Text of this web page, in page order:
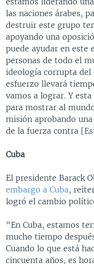
las naciones árabes,
destruir este grupo
apoyando una
puede ayudar en este
personas de todo el
ideología corrupta
esfuerzo llevará
vamos a lograr. Y
para mostrar al
misión aprobando
de la fuerza contra
Cuba
El presidente Barack
embargo a Cuba,
logró el cambio
"En Cuba, estamos
mucho tiempo
Cuando lo que está
cincuenta años, es